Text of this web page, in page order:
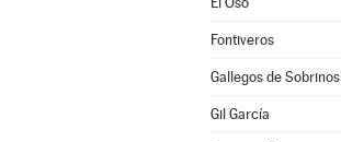
Fontiveros
Gallegos de Sobrinos
Gil García